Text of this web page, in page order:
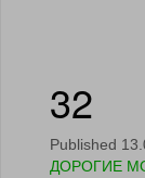
32
Published
ДОРОГИЕ